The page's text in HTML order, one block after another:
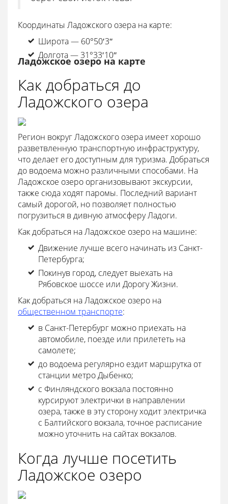
Координаты Ладожского озера на карте:
Широта — 60°50′3″
Долгота — 31°33′10″
Ладожское озеро на карте
Как добраться до
Ладожского озера
Регион вокруг Ладожского озера имеет хорошо
разветвленную транспортную инфраструктуру,
что делает его доступным для туризма. Добраться
до водоема можно различными способами. На
Ладожское озеро организовывают экскурсии,
также сюда ходят паромы. Последний вариант
самый дорогой, но позволяет полностью
погрузиться в дивную атмосферу Ладоги.
Как добраться на Ладожское озеро на машине:
Движение лучше всего начинать из Санкт-
Петербурга;
Покинув город, следует выехать на
Рябовское шоссе или Дорогу Жизни.
Как добраться на Ладожское озеро на
общественном транспорте:
в Санкт-Петербург можно приехать на
автомобиле, поезде или прилететь на
самолете;
до водоема регулярно ездит маршрутка от
станции метро Дыбенко;
с Финляндского вокзала постоянно
курсируют электрички в направлении
озера, также в эту сторону ходит электричка
с Балтийского вокзала, точное расписание
можно уточнить на сайтах вокзалов.
Когда лучше посетить
Ладожское озеро